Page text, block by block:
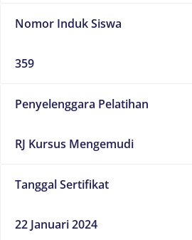
Nomor Induk Siswa
359
Penyelenggara Pelatihan
RJ Kursus Mengemudi
Tanggal Sertifikat
22 Januari 2024